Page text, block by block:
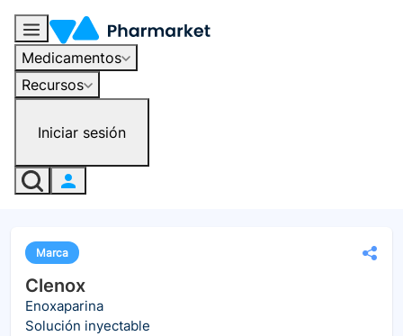
Medicamentos
Recursos
Iniciar sesión
Marca
Clenox
Enoxaparina
Solución inyectable